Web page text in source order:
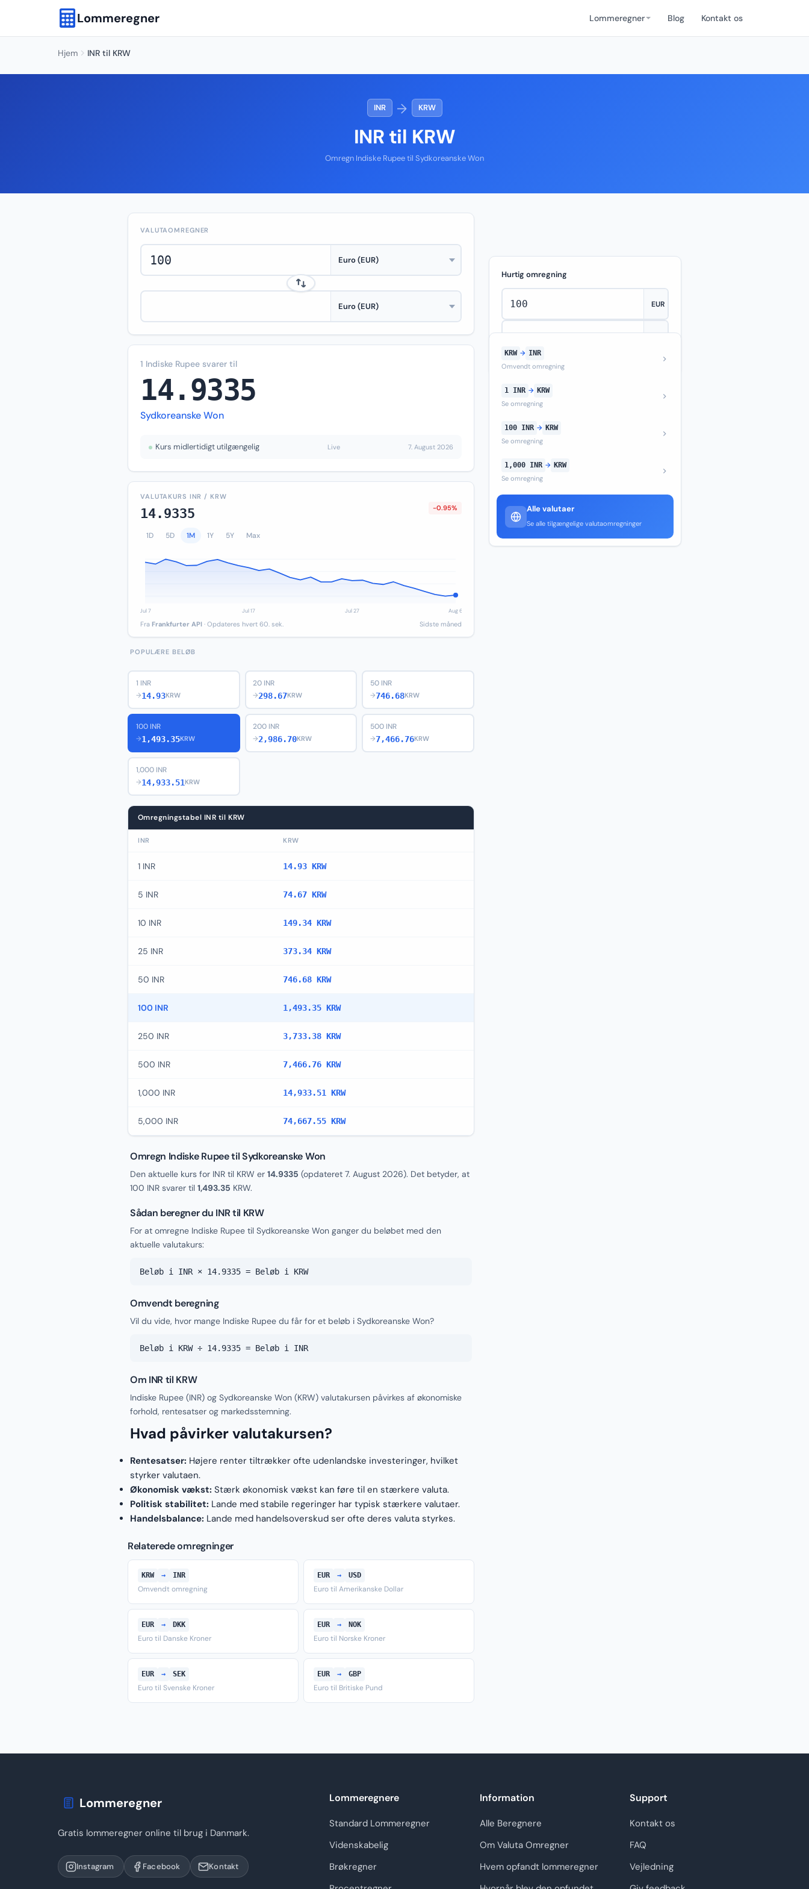
Lommeregner Lommeregner Blog Kontakt os
Hjem INR til KRW
INR → KRW
INR til KRW
Omregn Indiske Rupee til Sydkoreanske Won
VALUTAOMREGNER
1 Indiske Rupee svarer til
14.9335
Sydkoreanske Won
Kurs midlertidigt utilgængelig Live 7. August 2026
VALUTAKURS INR / KRW
14.9335 -0.95%
1D 5D 1M 1Y 5Y Max
Fra Frankfurter API · Opdateres hvert 60. sek. Sidste måned
POPULÆRE BELØB
1 INR
→14.93KRW
20 INR
→298.67KRW
50 INR
→746.68KRW
100 INR
→1,493.35KRW
200 INR
→2,986.70KRW
500 INR
→7,466.76KRW
1,000 INR
→14,933.51KRW
Omregningstabel INR til KRW
INR KRW
1 INR 14.93 KRW
5 INR 74.67 KRW
10 INR 149.34 KRW
25 INR 373.34 KRW
50 INR 746.68 KRW
100 INR 1,493.35 KRW
250 INR 3,733.38 KRW
500 INR 7,466.76 KRW
1,000 INR 14,933.51 KRW
5,000 INR 74,667.55 KRW
Omregn Indiske Rupee til Sydkoreanske Won
Den aktuelle kurs for INR til KRW er 14.9335 (opdateret 7. August 2026). Det betyder, at
100 INR svarer til 1,493.35 KRW.
Sådan beregner du INR til KRW
For at omregne Indiske Rupee til Sydkoreanske Won ganger du beløbet med den
aktuelle valutakurs:
Beløb i INR × 14.9335 = Beløb i KRW
Omvendt beregning
Vil du vide, hvor mange Indiske Rupee du får for et beløb i Sydkoreanske Won?
Beløb i KRW ÷ 14.9335 = Beløb i INR
Om INR til KRW
Indiske Rupee (INR) og Sydkoreanske Won (KRW) valutakursen påvirkes af økonomiske
forhold, rentesatser og markedsstemning.
Hvad påvirker valutakursen?
Rentesatser: Højere renter tiltrækker ofte udenlandske investeringer, hvilket
styrker valutaen.
Økonomisk vækst: Stærk økonomisk vækst kan føre til en stærkere valuta.
Politisk stabilitet: Lande med stabile regeringer har typisk stærkere valutaer.
Handelsbalance: Lande med handelsoverskud ser ofte deres valuta styrkes.
Relaterede omregninger
KRW → INR
Omvendt omregning
EUR → USD
Euro til Amerikanske Dollar
EUR → DKK
Euro til Danske Kroner
EUR → NOK
Euro til Norske Kroner
EUR → SEK
Euro til Svenske Kroner
EUR → GBP
Euro til Britiske Pund
Hurtig omregning
KRW → INR
Omvendt omregning
1 INR → KRW
Se omregning
100 INR → KRW
Se omregning
1,000 INR → KRW
Se omregning
Alle valutaer
Se alle tilgængelige valutaomregninger
Lommeregner
Gratis lommeregner online til brug i Danmark.
Instagram Facebook Kontakt
Lommeregnere
Standard Lommeregner
Videnskabelig
Brøkregner
Information
Alle Beregnere
Om Valuta Omregner
Hvem opfandt lommeregner
Support
Kontakt os
FAQ
Vejledning